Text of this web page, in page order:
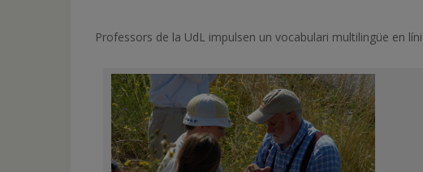
Professors de la UdL impulsen un vocabulari multilingüe en